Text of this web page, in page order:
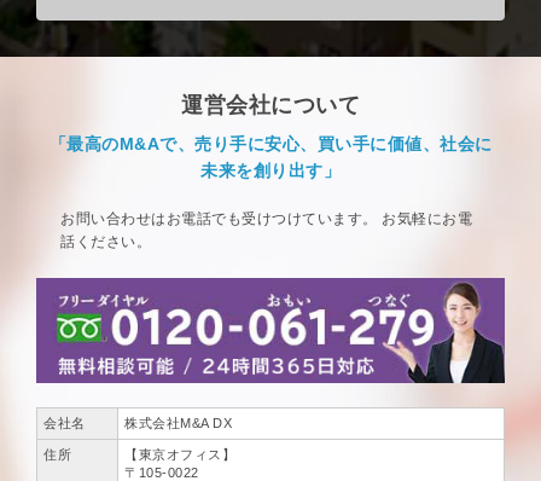
運営会社について
「最高のM&Aで、売り手に安心、買い手に価値、社会に
未来を創り出す」
お問い合わせはお電話でも受けつけています。
お気軽にお電
話ください。
会社名 株式会社M&A DX
住所
【東京オフィス】
〒105-0022